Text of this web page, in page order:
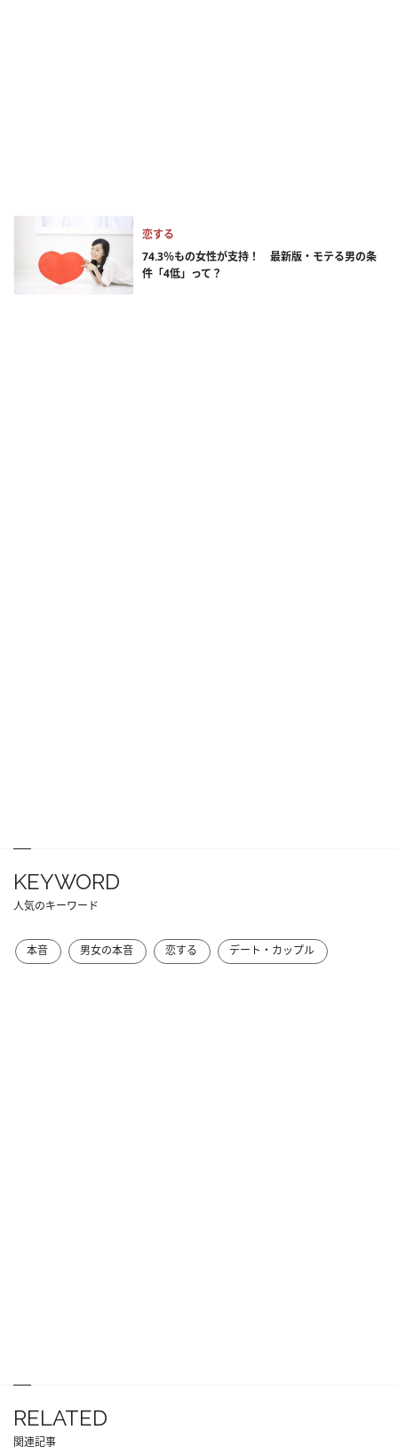
恋する
74.3％もの女性が支持！ 最新版・モテる男の条
件「4低」って？
KEYWORD
人気のキーワード
本音 男女の本音 恋する デート・カップル
RELATED
関連記事